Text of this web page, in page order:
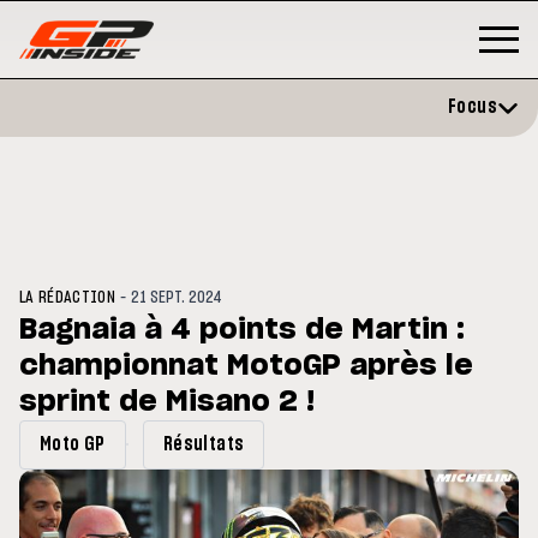
: Horaires et
du GP de Grande-
MOTO GP
Zarco évite l'opération et vise
retour en septembre
Focus
LA RÉDACTION -21 SEPT. 2024
Bagnaia à 4 points de Martin :
championnat MotoGP après le
sprint de Misano 2 !
Moto GP Résultats